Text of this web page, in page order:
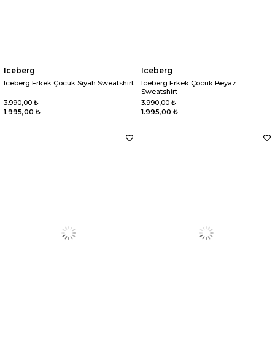
Iceberg
Iceberg Erkek Çocuk Siyah Sweatshirt
1.995,00 ₺
3.990,00 ₺
Iceberg
Iceberg Erkek Çocuk Beyaz
Sweatshirt
1.995,00 ₺
3.990,00 ₺